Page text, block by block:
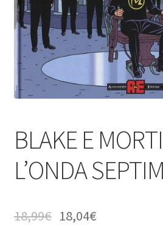
BLAKE E
L’ONDA
18,99€ 18,04€